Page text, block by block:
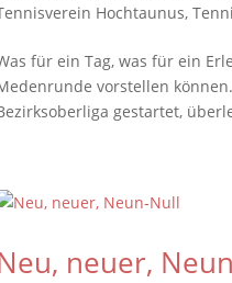
Hochtaunus,
für ein Tag, was für ein
vorstellen
gestartet,
neuer,